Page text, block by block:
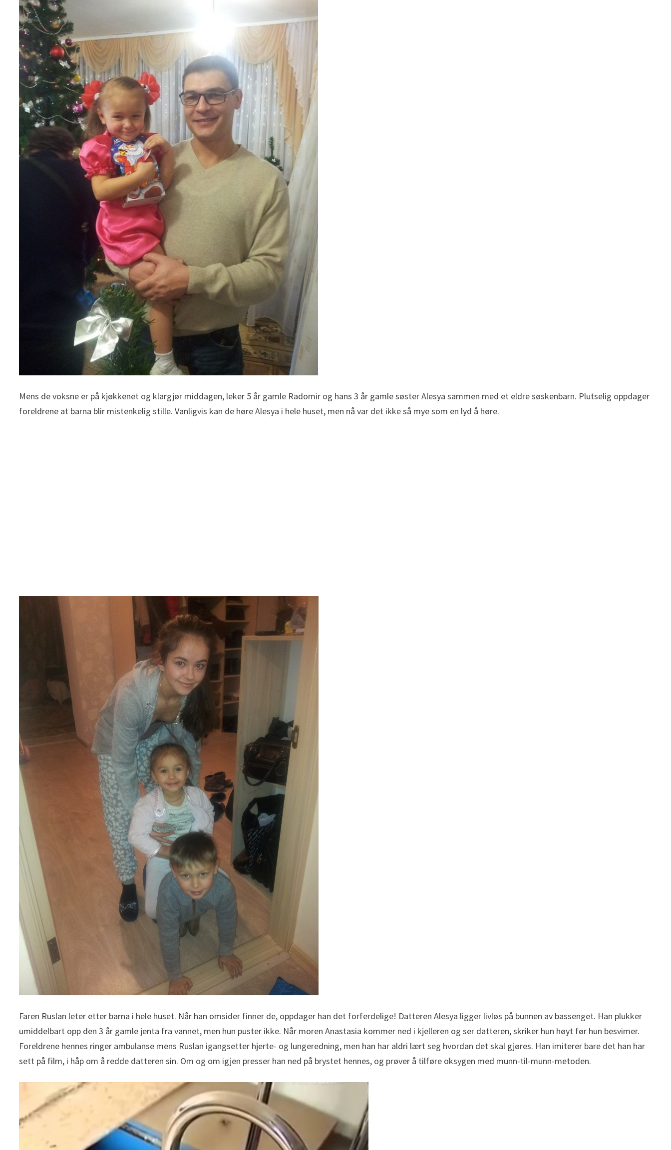
Mens de voksne er på kjøkkenet og klargjør middagen, leker 5 år gamle Radomir og hans 3 år gamle søster Alesya sammen med et eldre søskenbarn. Plutselig oppdager
foreldrene at barna blir mistenkelig stille. Vanligvis kan de høre Alesya i hele huset, men nå var det ikke så mye som en lyd å høre.
Faren Ruslan leter etter barna i hele huset. Når han omsider finner de, oppdager han det forferdelige! Datteren Alesya ligger livløs på bunnen av bassenget. Han plukker
umiddelbart opp den 3 år gamle jenta fra vannet, men hun puster ikke. Når moren Anastasia kommer ned i kjelleren og ser datteren, skriker hun høyt før hun besvimer.
Foreldrene hennes ringer ambulanse mens Ruslan igangsetter hjerte- og lungeredning, men han har aldri lært seg hvordan det skal gjøres. Han imiterer bare det han har
sett på film, i håp om å redde datteren sin. Om og om igjen presser han ned på brystet hennes, og prøver å tilføre oksygen med munn-til-munn-metoden.